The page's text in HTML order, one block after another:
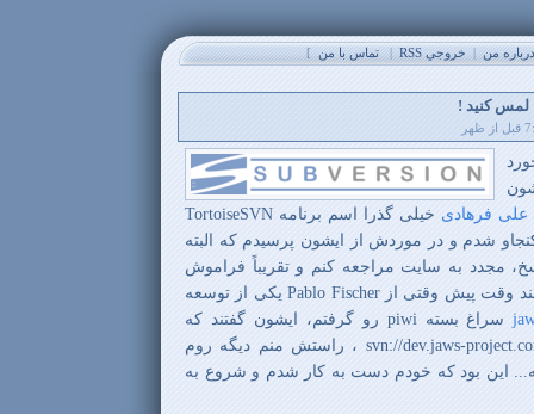
من|خروجي RSS |تماس با من]
علی فرهادی خیلی گذرا اسم برنامه TortoiseSVN
شدم و در موردش از ایشون پرسیدم که البته
مجدد به سایت مراجعه کنم و تقریباً فراموش
شد. خیلی نگذشته بود تا اینکه چند وقت پیش وقتی از Pablo Fischer یکی از توسعه
سراغ بسته piwi رو گرفتم، ایشون گفتند که
میتونی از اینجا برداری: svn://dev.jaws-project.com/piwi ، راستش منم دیگه روم
این بود که خودم دست به کار شدم و شروع به